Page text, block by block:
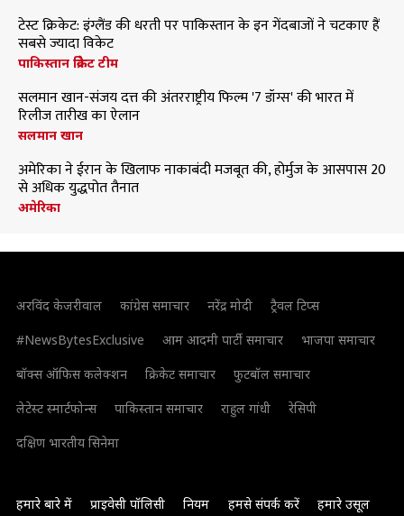
टेस्ट क्रिकेट: इंग्लैंड की धरती पर पाकिस्तान के इन गेंदबाजों ने चटकाए हैं
सबसे ज्यादा विकेट
पाकिस्तान क्रिकेट टीम
सलमान खान-संजय दत्त की अंतरराष्ट्रीय फिल्म '7 डॉग्स' की भारत में
रिलीज तारीख का ऐलान
सलमान खान
अमेरिका ने ईरान के खिलाफ नाकाबंदी मजबूत की, होर्मुज के आसपास 20
से अधिक युद्धपोत तैनात
अमेरिका
अरविंद केजरीवाल कांग्रेस समाचार नरेंद्र मोदी
ट्रैवल टिप्स
#NewsBytesExclusive
आम आदमी पार्टी समाचार
भाजपा समाचार
बॉक्स ऑफिस कलेक्शन
क्रिकेट समाचार
फुटबॉल समाचार
लेटेस्ट स्मार्टफोन्स
पाकिस्तान समाचार राहुल गांधी
रेसिपी
दक्षिण भारतीय सिनेमा
हमारे बारे में प्राइवेसी पॉलिसी नियम हमसे संपर्क करें हमारे उसूल